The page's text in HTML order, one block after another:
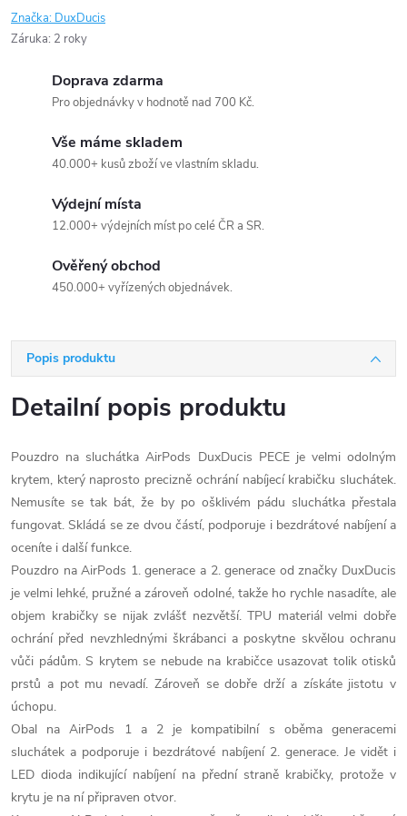
Značka: DuxDucis
Záruka: 2 roky
Doprava zdarma
Pro objednávky v hodnotě nad 700 Kč.
Vše máme skladem
40.000+ kusů zboží ve vlastním skladu.
Výdejní místa
12.000+ výdejních míst po celé ČR a SR.
Ověřený obchod
450.000+ vyřízených objednávek.
Popis produktu
Detailní popis produktu
Pouzdro na sluchátka AirPods DuxDucis PECE je velmi odolným
krytem, který naprosto precizně ochrání nabíjecí krabičku sluchátek.
Nemusíte se tak bát, že by po ošklivém pádu sluchátka přestala
fungovat. Skládá se ze dvou částí, podporuje i bezdrátové nabíjení a
oceníte i další funkce.
Pouzdro na AirPods 1. generace a 2. generace od značky DuxDucis
je velmi lehké, pružné a zároveň odolné, takže ho rychle nasadíte, ale
objem krabičky se nijak zvlášť nezvětší. TPU materiál velmi dobře
ochrání před nevzhlednými škrábanci a poskytne skvělou ochranu
vůči pádům. S krytem se nebude na krabičce usazovat tolik otisků
prstů a pot mu nevadí. Zároveň se dobře drží a získáte jistotu v
úchopu.
Obal na AirPods 1 a 2 je kompatibilní s oběma generacemi
sluchátek a podporuje i bezdrátové nabíjení 2. generace. Je vidět i
LED dioda indikující nabíjení na přední straně krabičky, protože v
krytu je na ní připraven otvor.